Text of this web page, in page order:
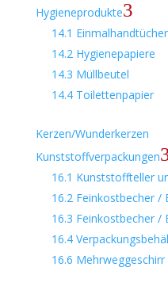
Hygieneprodukte3
14.1 Einmalhandtücher
14.2 Hygienepapiere
14.3 Müllbeutel
14.4 Toilettenpapier
Kerzen/Wunderkerzen
Kunststoffverpackungen
16.1 Kunststoffteller
16.2 Feinkostbecher /
16.3 Feinkostbecher /
16.4
16.6